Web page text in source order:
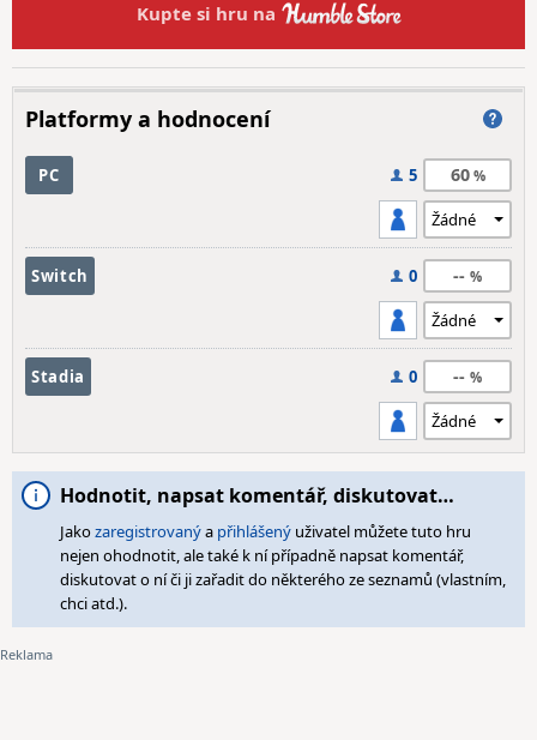
Kupte si hru na
Platformy a hodnocení
PC 5 60
Switch 0 --
Stadia 0 --
Hodnotit, napsat komentář, diskutovat…
Jakozaregistrovanýa přihlášený uživatel můžete tuto hru
nejen ohodnotit, ale také k ní případně napsat komentář,
diskutovat o ní či ji zařadit do některého ze seznamů (vlastním,
chci atd.).